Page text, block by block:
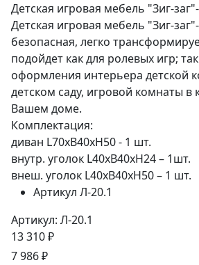
Детская игровая мебель "Зиг-
Детская игровая мебель "Зиг-
безопасная, легко
подойдет как для ролевых игр;
оформления интерьера детской
детском саду, игровой комнаты в
Вашем доме.
Комплектация:
диван L70xB40xH50 - 1 шт.
внутр. уголок L40xB40xH24 – 1шт.
внеш. уголок L40xB40xH50 – 1 шт.
Артикул Л-20.1
Артикул: Л-20.1
13 310 ₽
7 986 ₽